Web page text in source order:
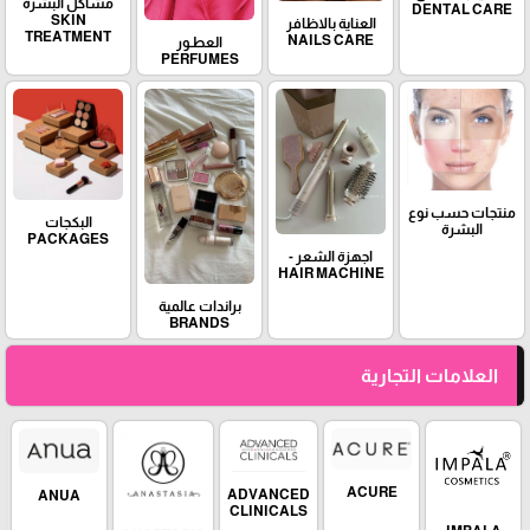
DENTAL CARE
العناية بالاظافر
NAILS CARE
العطـور
PERFUMES
مشاكل البشرة
SKIN
TREATMENT
منتجات حسب نوع
البشرة
اجهزة الشعر -
HAIR MACHINE
براندات عالمية
BRANDS
البكجات
PACKAGES
العلامات التجارية
ACURE
ADVANCED
CLINICALS
ANUA